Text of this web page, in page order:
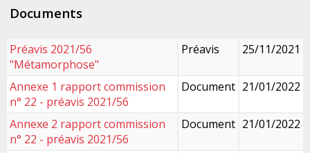
Documents
Préavis 2021/56
"Métamorphose"
Préavis 25/11/2021
Annexe 1 rapport commission
n° 22 - préavis 2021/56
Document 21/01/2022
Annexe 2 rapport commission
n° 22 - préavis 2021/56
Document 21/01/2022